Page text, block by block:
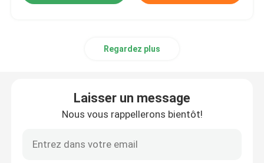
Regardez plus
Laisser un message
Nous vous rappellerons bientôt!